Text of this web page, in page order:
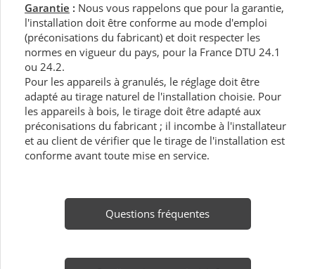
Garantie : Nous vous rappelons que pour la garantie,
l'installation doit être conforme au mode d'emploi
(préconisations du fabricant) et doit respecter les
normes en vigueur du pays, pour la France DTU 24.1
ou 24.2.
Pour les appareils à granulés, le réglage doit être
adapté au tirage naturel de l'installation choisie. Pour
les appareils à bois, le tirage doit être adapté aux
préconisations du fabricant ; il incombe à l'installateur
et au client de vérifier que le tirage de l'installation est
conforme avant toute mise en service.
Questions fréquentes